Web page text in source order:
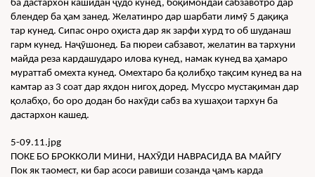
ба дастархон кашидан ҷудо кунед, боқимондаи сабзавотро дар
блендер ба ҳам занед. Желатинро дар шарбати лимӯ 5 дақиқа
тар кунед. Сипас онро оҳиста дар як зарфи хурд то об шуданаш
гарм кунед. Наҷӯшонед. Ба пюреи сабзавот, желатин ва тархуни
майда реза кардашударо илова кунед, намак кунед ва ҳамаро
мураттаб омехта кунед. Омехтаро ба қолибҳо тақсим кунед ва на
камтар аз 3 соат дар яхдон нигоҳ доред. Муссро мустақиман дар
қолабҳо, бо оро додан бо нахӯди сабз ва хушаҳои тархун ба
дастархон кашед.
5-09.11.jpg
ПОКЕ БО БРОККОЛИ МИНИ, НАХӮДИ НАВРАСИДА ВА МАЙГУ
Пок як таомест, ки бар асоси равиши созанда ҷамъ карда